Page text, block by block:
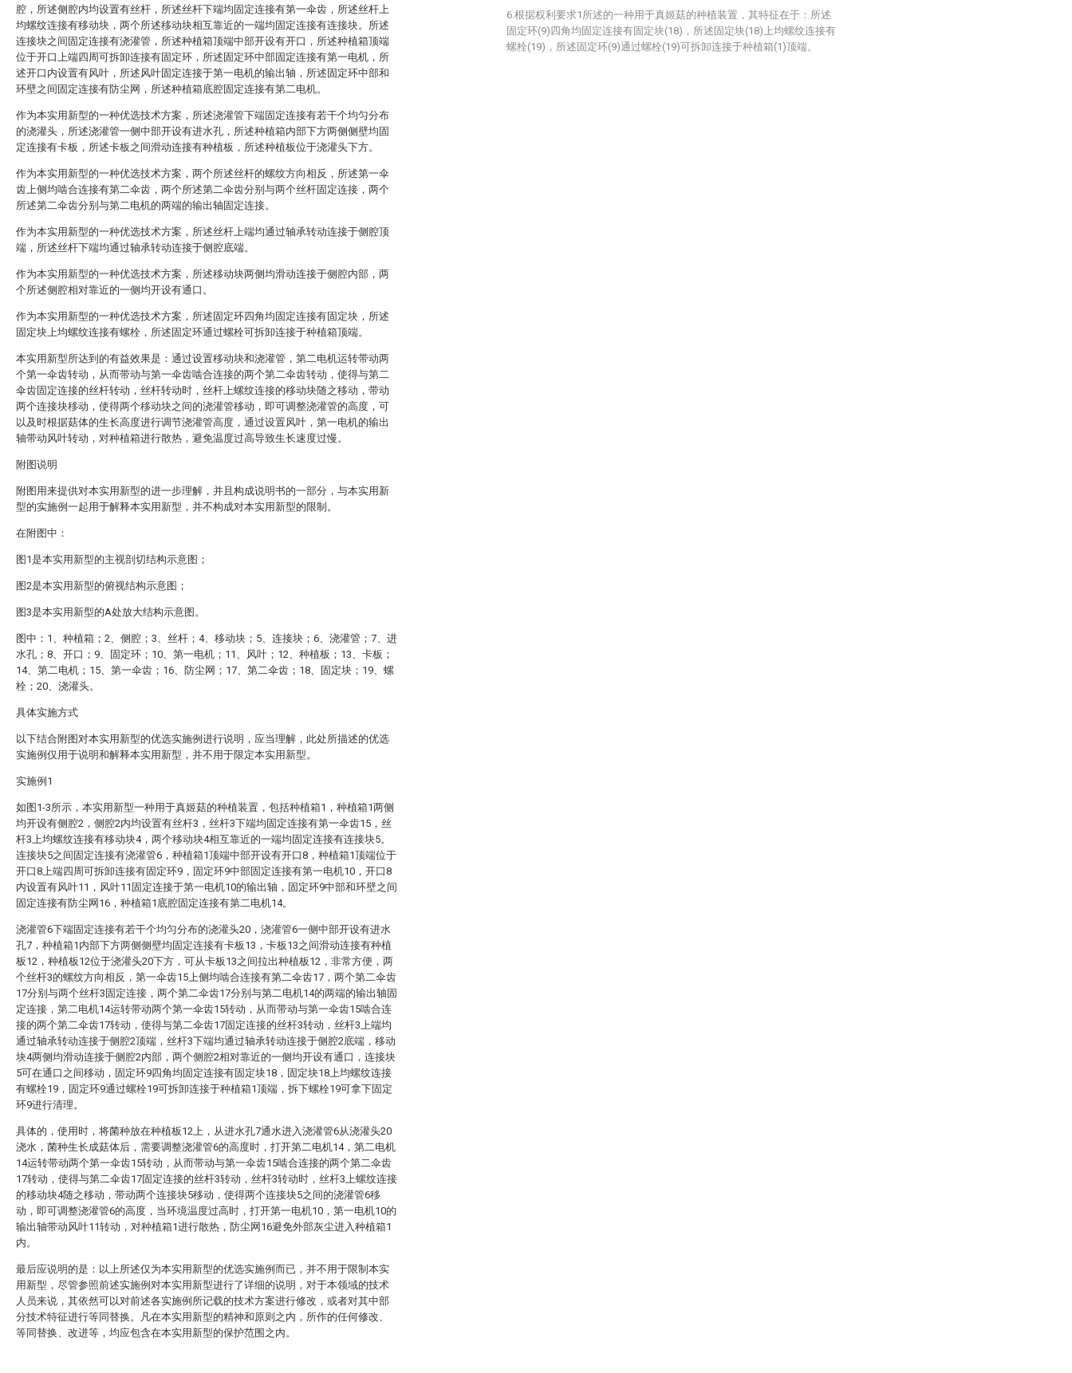
腔，所述侧腔内均设置有丝杆，所述丝杆下端均固定连接有第一伞齿，所述丝杆上
均螺纹连接有移动块，两个所述移动块相互靠近的一端均固定连接有连接块。所述
连接块之间固定连接有浇灌管，所述种植箱顶端中部开设有开口，所述种植箱顶端
位于开口上端四周可拆卸连接有固定环，所述固定环中部固定连接有第一电机，所
述开口内设置有风叶，所述风叶固定连接于第一电机的输出轴，所述固定环中部和
环壁之间固定连接有防尘网，所述种植箱底腔固定连接有第二电机。
作为本实用新型的一种优选技术方案，所述浇灌管下端固定连接有若干个均匀分布
的浇灌头，所述浇灌管一侧中部开设有进水孔，所述种植箱内部下方两侧侧壁均固
定连接有卡板，所述卡板之间滑动连接有种植板，所述种植板位于浇灌头下方。
作为本实用新型的一种优选技术方案，两个所述丝杆的螺纹方向相反，所述第一伞
齿上侧均啮合连接有第二伞齿，两个所述第二伞齿分别与两个丝杆固定连接，两个
所述第二伞齿分别与第二电机的两端的输出轴固定连接。
作为本实用新型的一种优选技术方案，所述丝杆上端均通过轴承转动连接于侧腔顶
端，所述丝杆下端均通过轴承转动连接于侧腔底端。
作为本实用新型的一种优选技术方案，所述移动块两侧均滑动连接于侧腔内部，两
个所述侧腔相对靠近的一侧均开设有通口。
作为本实用新型的一种优选技术方案，所述固定环四角均固定连接有固定块，所述
固定块上均螺纹连接有螺栓，所述固定环通过螺栓可拆卸连接于种植箱顶端。
本实用新型所达到的有益效果是：通过设置移动块和浇灌管，第二电机运转带动两
个第一伞齿转动，从而带动与第一伞齿啮合连接的两个第二伞齿转动，使得与第二
伞齿固定连接的丝杆转动，丝杆转动时，丝杆上螺纹连接的移动块随之移动，带动
两个连接块移动，使得两个移动块之间的浇灌管移动，即可调整浇灌管的高度，可
以及时根据菇体的生长高度进行调节浇灌管高度，通过设置风叶，第一电机的输出
轴带动风叶转动，对种植箱进行散热，避免温度过高导致生长速度过慢。
附图说明
附图用来提供对本实用新型的进一步理解，并且构成说明书的一部分，与本实用新
型的实施例一起用于解释本实用新型，并不构成对本实用新型的限制。
在附图中：
图1是本实用新型的主视剖切结构示意图；
图2是本实用新型的俯视结构示意图；
图3是本实用新型的A处放大结构示意图。
图中：1、种植箱；2、侧腔；3、丝杆；4、移动块；5、连接块；6、浇灌管；7、进
水孔；8、开口；9、固定环；10、第一电机；11、风叶；12、种植板；13、卡板；
14、第二电机；15、第一伞齿；16、防尘网；17、第二伞齿；18、固定块；19、螺
栓；20、浇灌头。
具体实施方式
以下结合附图对本实用新型的优选实施例进行说明，应当理解，此处所描述的优选
实施例仅用于说明和解释本实用新型，并不用于限定本实用新型。
实施例1
如图1-3所示，本实用新型一种用于真姬菇的种植装置，包括种植箱1，种植箱1两侧
均开设有侧腔2，侧腔2内均设置有丝杆3，丝杆3下端均固定连接有第一伞齿15，丝
杆3上均螺纹连接有移动块4，两个移动块4相互靠近的一端均固定连接有连接块5。
连接块5之间固定连接有浇灌管6，种植箱1顶端中部开设有开口8，种植箱1顶端位于
开口8上端四周可拆卸连接有固定环9，固定环9中部固定连接有第一电机10，开口8
内设置有风叶11，风叶11固定连接于第一电机10的输出轴，固定环9中部和环壁之间
固定连接有防尘网16，种植箱1底腔固定连接有第二电机14。
浇灌管6下端固定连接有若干个均匀分布的浇灌头20，浇灌管6一侧中部开设有进水
孔7，种植箱1内部下方两侧侧壁均固定连接有卡板13，卡板13之间滑动连接有种植
板12，种植板12位于浇灌头20下方，可从卡板13之间拉出种植板12，非常方便，两
个丝杆3的螺纹方向相反，第一伞齿15上侧均啮合连接有第二伞齿17，两个第二伞齿
17分别与两个丝杆3固定连接，两个第二伞齿17分别与第二电机14的两端的输出轴固
定连接，第二电机14运转带动两个第一伞齿15转动，从而带动与第一伞齿15啮合连
接的两个第二伞齿17转动，使得与第二伞齿17固定连接的丝杆3转动，丝杆3上端均
通过轴承转动连接于侧腔2顶端，丝杆3下端均通过轴承转动连接于侧腔2底端，移动
块4两侧均滑动连接于侧腔2内部，两个侧腔2相对靠近的一侧均开设有通口，连接块
5可在通口之间移动，固定环9四角均固定连接有固定块18，固定块18上均螺纹连接
有螺栓19，固定环9通过螺栓19可拆卸连接于种植箱1顶端，拆下螺栓19可拿下固定
环9进行清理。
具体的，使用时，将菌种放在种植板12上，从进水孔7通水进入浇灌管6从浇灌头20
浇水，菌种生长成菇体后，需要调整浇灌管6的高度时，打开第二电机14，第二电机
14运转带动两个第一伞齿15转动，从而带动与第一伞齿15啮合连接的两个第二伞齿
17转动，使得与第二伞齿17固定连接的丝杆3转动，丝杆3转动时，丝杆3上螺纹连接
的移动块4随之移动，带动两个连接块5移动，使得两个连接块5之间的浇灌管6移
动，即可调整浇灌管6的高度，当环境温度过高时，打开第一电机10，第一电机10的
输出轴带动风叶11转动，对种植箱1进行散热，防尘网16避免外部灰尘进入种植箱1
内。
最后应说明的是：以上所述仅为本实用新型的优选实施例而已，并不用于限制本实
用新型，尽管参照前述实施例对本实用新型进行了详细的说明，对于本领域的技术
人员来说，其依然可以对前述各实施例所记载的技术方案进行修改，或者对其中部
分技术特征进行等同替换。凡在本实用新型的精神和原则之内，所作的任何修改、
等同替换、改进等，均应包含在本实用新型的保护范围之内。
6.根据权利要求1所述的一种用于真姬菇的种植装置，其特征在于：所述
固定环(9)四角均固定连接有固定块(18)，所述固定块(18)上均螺纹连接有
螺栓(19)，所述固定环(9)通过螺栓(19)可拆卸连接于种植箱(1)顶端。